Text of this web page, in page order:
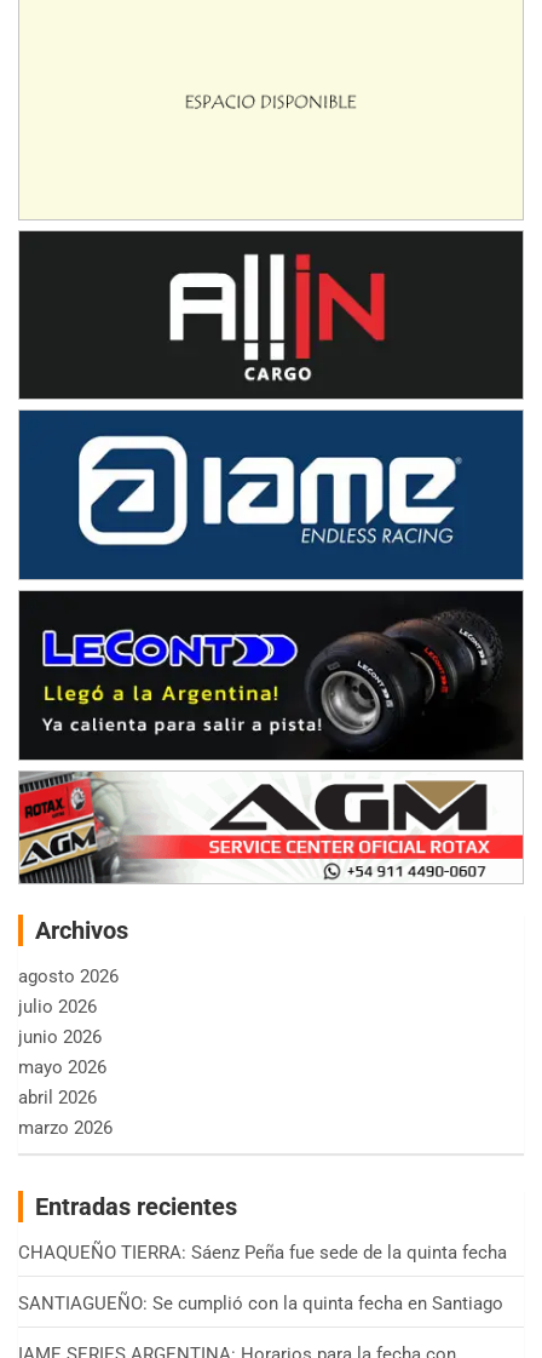
Archivos
agosto 2026
julio 2026
junio 2026
mayo 2026
abril 2026
marzo 2026
Entradas recientes
CHAQUEÑO TIERRA: Sáenz Peña fue sede de la quinta fecha
SANTIAGUEÑO: Se cumplió con la quinta fecha en Santiago